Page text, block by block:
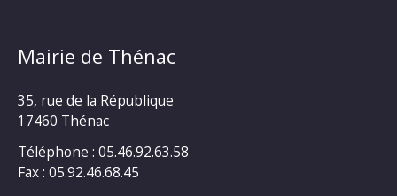
Mairie de Thénac
35, rue de la République
17460 Thénac
Téléphone : 05.46.92.63.58
Fax : 05.92.46.68.45